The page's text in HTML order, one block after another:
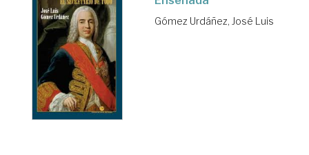
Gómez Urdáñez, José Luis